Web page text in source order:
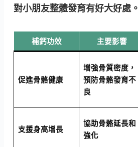
對小朋友整體發育有好大好處。
補鈣功效 主要影響
促進骨骼健康
增強骨質密度，
預防骨骼發育不
良
支援身高增長
協助骨骼延長和
強化